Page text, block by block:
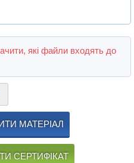
які файли входять до
МАТЕРІАЛ
СЕРТИФІКАТ